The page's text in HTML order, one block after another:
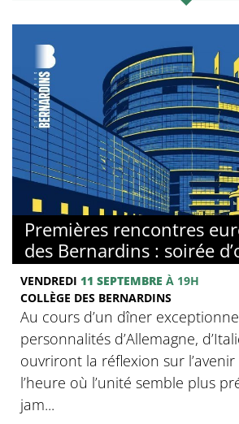
Premières rencontres
des Bernardins : soirée
VENDREDI 11 SEPTEMBRE À 19H
COLLÈGE DES BERNARDINS
Au cours d’un dîner
personnalités d’Allemagne,
ouvriront la réflexion sur l’avenir
l’heure où l’unité semble plus
jam...